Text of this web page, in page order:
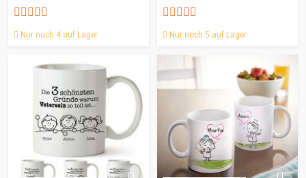
Nur noch 4 auf Lager Nur noch 5 auf Lager